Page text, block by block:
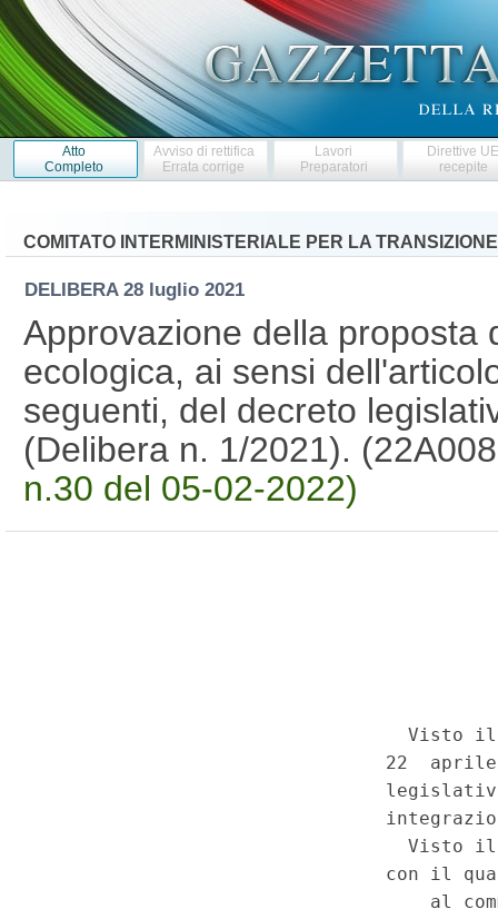
Atto
Completo
Avviso di rettifica
Errata corrige
Lavori
Preparatori
Direttive
recepite
COMITATO INTERMINISTERIALE PER LA
DELIBERA 28 luglio 2021
Approvazione della proposta
ecologica, ai sensi
seguenti, del decreto
(Delibera n. 1/2021).
n.30 del 05-02-2022)